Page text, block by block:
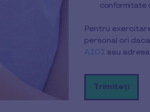
conformitate
Pentru
personal ori
AICI sau